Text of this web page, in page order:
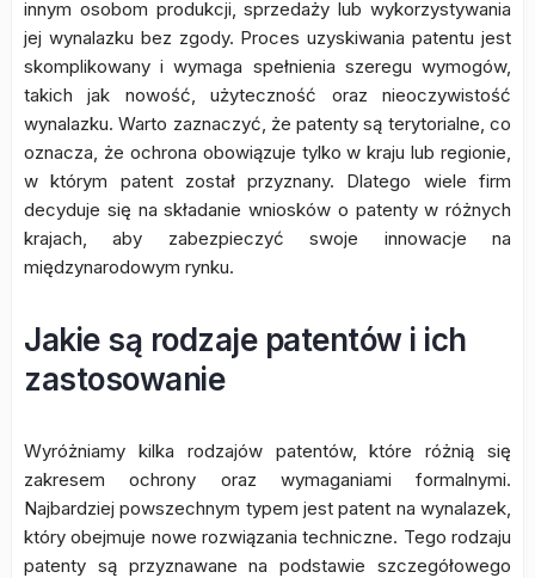
innym osobom produkcji, sprzedaży lub wykorzystywania
jej wynalazku bez zgody. Proces uzyskiwania patentu jest
skomplikowany i wymaga spełnienia szeregu wymogów,
takich jak nowość, użyteczność oraz nieoczywistość
wynalazku. Warto zaznaczyć, że patenty są terytorialne, co
oznacza, że ochrona obowiązuje tylko w kraju lub regionie,
w którym patent został przyznany. Dlatego wiele firm
decyduje się na składanie wniosków o patenty w różnych
krajach, aby zabezpieczyć swoje innowacje na
międzynarodowym rynku.
Jakie są rodzaje patentów i ich
zastosowanie
Wyróżniamy kilka rodzajów patentów, które różnią się
zakresem ochrony oraz wymaganiami formalnymi.
Najbardziej powszechnym typem jest patent na wynalazek,
który obejmuje nowe rozwiązania techniczne. Tego rodzaju
patenty są przyznawane na podstawie szczegółowego